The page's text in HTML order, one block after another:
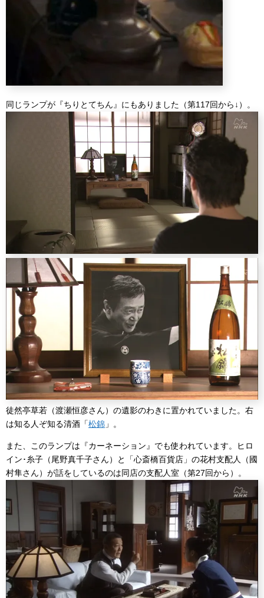
同じランプが『ちりとてちん』にもありました（第117回から↓）。
徒然亭草若（渡瀬恒彦さん）の遺影のわきに置かれていました。右
は知る人ぞ知る清酒「松錦 」。
また、このランプは『カーネーション』でも使われています。ヒロ
イン･糸子（尾野真千子さん）と「心斎橋百貨店」の花村支配人（國
村隼さん）が話をしているのは同店の支配人室（第27回から）。